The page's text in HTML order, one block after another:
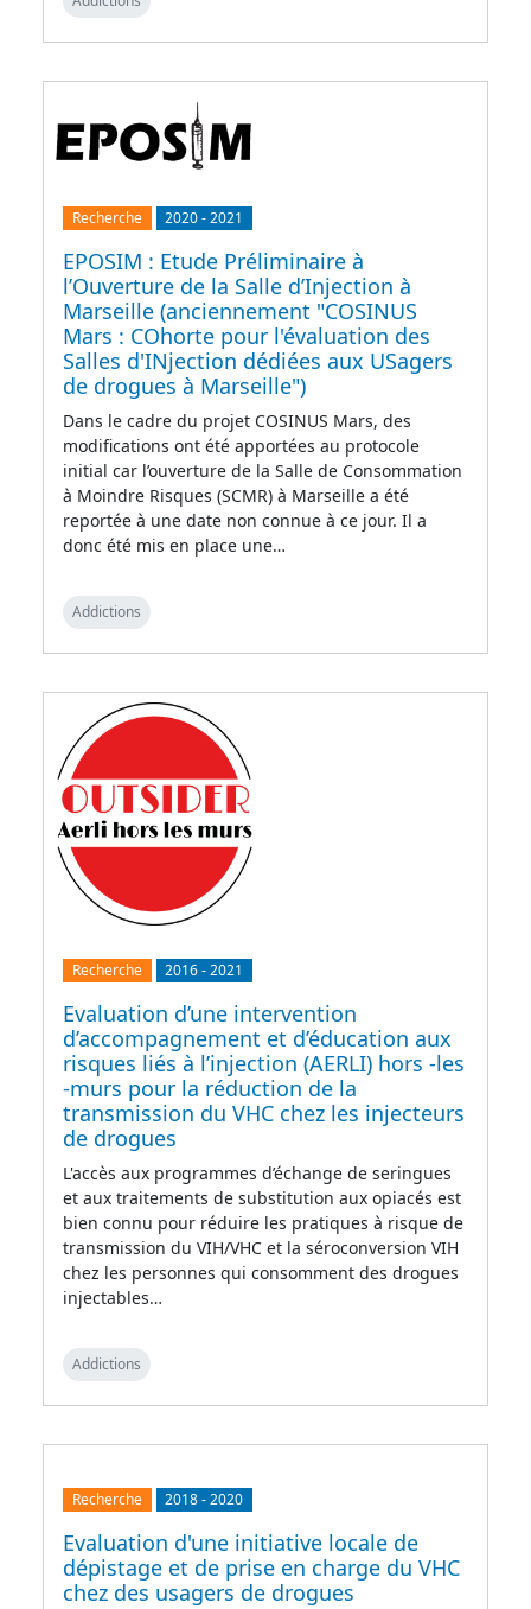
Recherche 2020-2021
EPOSIM : Etude Préliminaire à
l’Ouverture de la Salle d’Injection à
Marseille (anciennement "COSINUS
Mars : COhorte pour l'évaluation des
Salles d'INjection dédiées aux USagers
de drogues à Marseille")
Dans le cadre du projet COSINUS Mars, des
modifications ont été apportées au protocole
initial car l’ouverture de la Salle de Consommation
à Moindre Risques (SCMR) à Marseille a été
reportée à une date non connue à ce jour. Il a
donc été mis en place une…
Addictions
Recherche 2016-2021
Evaluation d’une intervention
d’accompagnement et d’éducation aux
risques liés à l’injection (AERLI) hors -les
-murs pour la réduction de la
transmission du VHC chez les injecteurs
de drogues
L'accès aux programmes d’échange de seringues
et aux traitements de substitution aux opiacés est
bien connu pour réduire les pratiques à risque de
transmission du VIH/VHC et la séroconversion VIH
chez les personnes qui consomment des drogues
injectables…
Addictions
Recherche 2018-2020
Evaluation d'une initiative locale de
dépistage et de prise en charge du VHC
chez des usagers de drogues